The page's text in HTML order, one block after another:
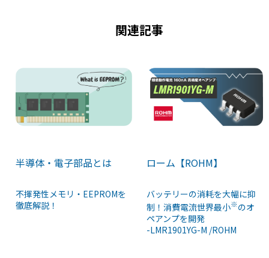
関連記事
半導体・電子部品とは
不揮発性メモリ・EEPROMを
徹底解説！
ローム【ROHM】
バッテリーの消耗を大幅に抑
制！消費電流世界最小※のオ
ペアンプを開発
-LMR1901YG-M /ROHM